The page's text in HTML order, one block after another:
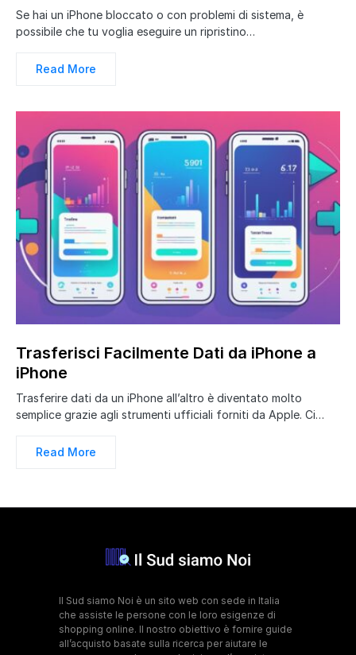
Se hai un iPhone bloccato o con problemi di sistema, è
possibile che tu voglia eseguire un ripristino…
Read More
Trasferisci Facilmente Dati da iPhone a
iPhone
Trasferire dati da un iPhone all’altro è diventato molto
semplice grazie agli strumenti ufficiali forniti da Apple. Ci…
Read More
Il Sud siamo Noi è un sito web con sede in Italia
che assiste le persone con le loro esigenze di
shopping online. Il nostro obiettivo è fornire guide
all’acquisto basate sulla ricerca per aiutare le